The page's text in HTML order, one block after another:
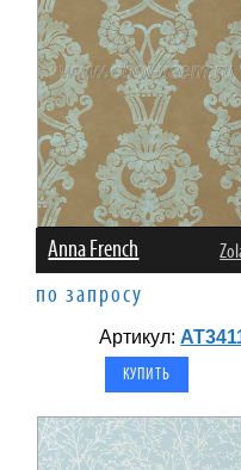
Anna French
по запросу
Артикул: